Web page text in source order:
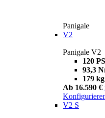
Panigale
V2
Panigale V2
120 PS
93,3
179 kg
Ab 16.590 €
V2 S